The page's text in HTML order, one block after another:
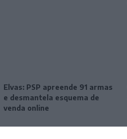
Elvas: PSP apreende 91 armas
e desmantela esquema de
venda online